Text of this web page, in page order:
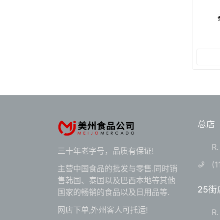
三十年老字号，品质有保证!
主营中国食品的批发与零售.同时销
售韩国、泰国以及巴西本地等其他
国家的畅销的食品以及日用品等.
网店下单,外州客人可托运!
总店
25街